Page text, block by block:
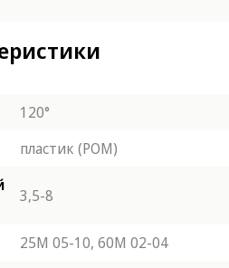
120°
пластик (POM)
3,5-8
25М 05-10, 60М 02-04